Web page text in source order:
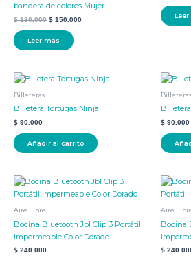
bandera de colores Mujer
$180.000 $ 150.000
Leer más
Leer
Billeteras
Billetera Tortugas Ninja
$ 90.000
Añadir al carrito
Billeteras
$ 90.000
Aire Libre
Bocina Bluetooth Jbl Clip 3 Portátil
Impermeable Color Dorado
$ 240.000
Aire
Bocina
$